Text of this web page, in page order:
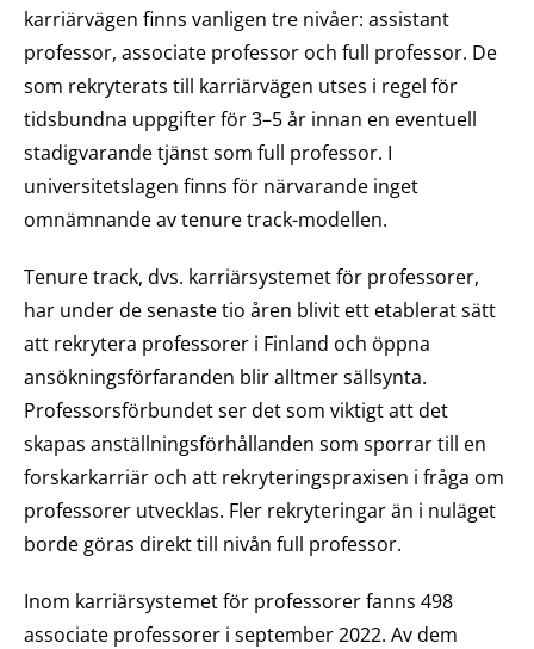
karriärvägen finns vanligen tre nivåer: assistant
professor, associate professor och full professor. De
som rekryterats till karriärvägen utses i regel för
tidsbundna uppgifter för 3–5 år innan en eventuell
stadigvarande tjänst som full professor. I
universitetslagen finns för närvarande inget
omnämnande av tenure track-modellen.
Tenure track, dvs. karriärsystemet för professorer,
har under de senaste tio åren blivit ett etablerat sätt
att rekrytera professorer i Finland och öppna
ansökningsförfaranden blir alltmer sällsynta.
Professorsförbundet ser det som viktigt att det
skapas anställningsförhållanden som sporrar till en
forskarkarriär och att rekryteringspraxisen i fråga om
professorer utvecklas. Fler rekryteringar än i nuläget
borde göras direkt till nivån full professor.
Inom karriärsystemet för professorer fanns 498
associate professorer i september 2022. Av dem